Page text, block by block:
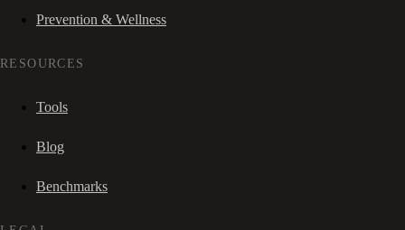
Prevention & Wellness
RESOURCES
Tools
Blog
Benchmarks